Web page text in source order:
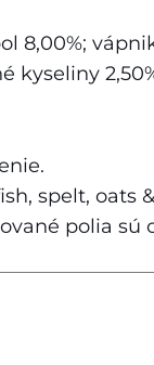
8,00%;
spelt, oats
polia sú